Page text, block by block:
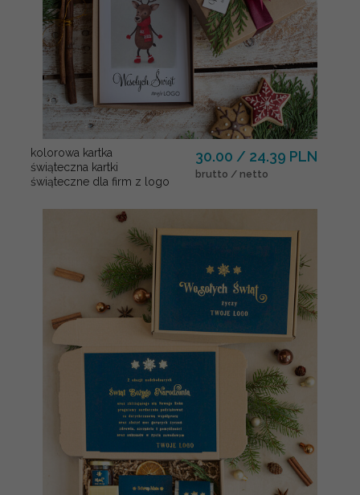
kolorowa kartka
świąteczna kartki
świąteczne dla firm z logo
30.00 / 24.39 PLN
brutto / netto